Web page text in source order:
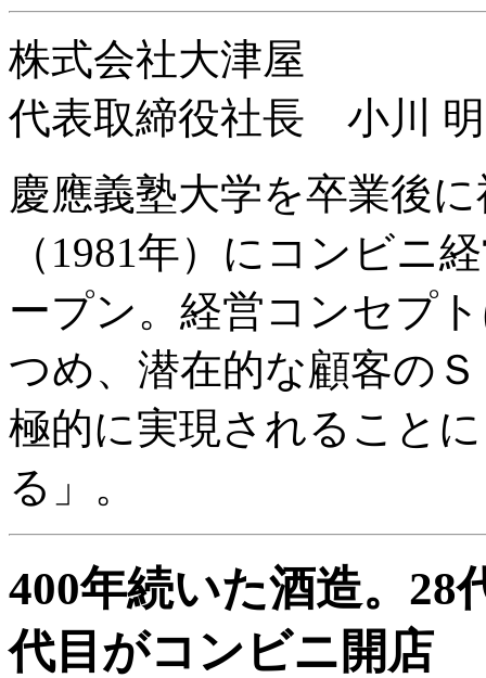
株式会社大津屋
代表取締役社長 小川
慶應義塾大学を卒業後
（1981年）にコンビニ
ープン。経営コンセプ
つめ、潜在的な顧客の
極的に実現されること
る」。
400年続いた酒造。28
代目がコンビニ開店